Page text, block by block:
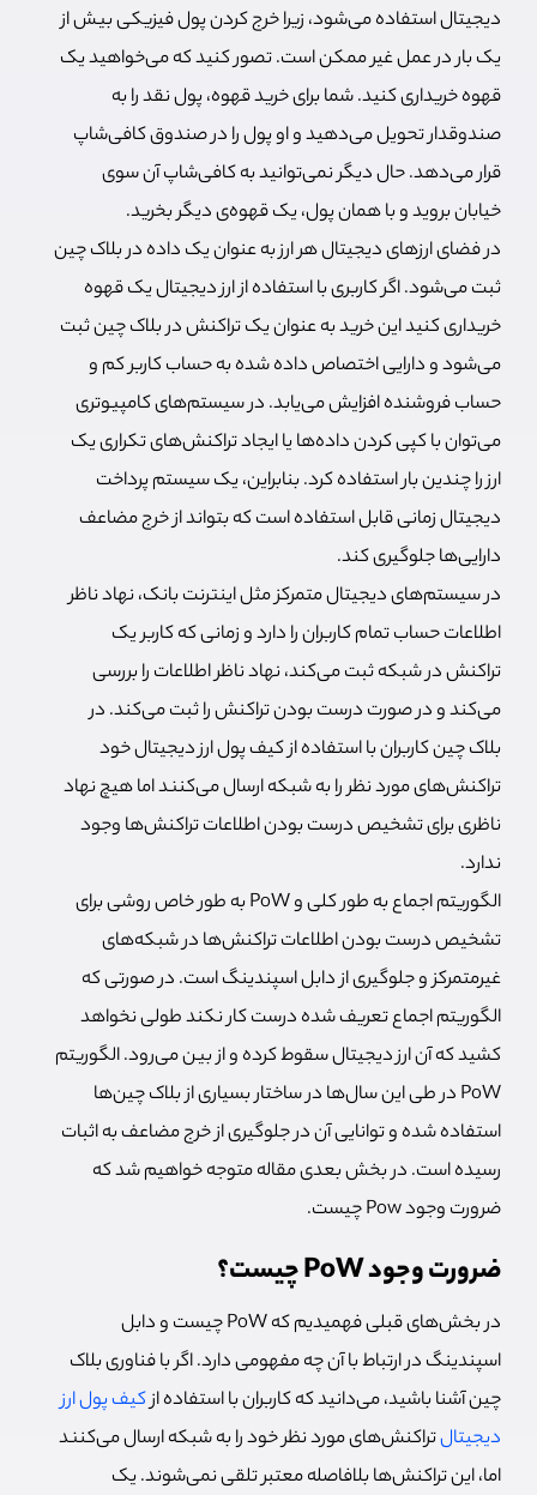
دیجیتال استفاده می‌شود، زیرا خرج کردن پول فیزیکی بیش از
یک بار در عمل غیر ممکن است. تصور کنید که می‌خواهید یک
قهوه خریداری کنید. شما برای خرید قهوه، پول نقد را به
صندوقدار تحویل می‌دهید و او پول را در صندوق کافی‌شاپ
قرار می‌دهد. حال دیگر نمی‌توانید به کافی‌شاپ آن سوی
خیابان بروید و با همان پول، یک قهوه‎‌ی دیگر بخرید.
در فضای ارزهای دیجیتال هر ارز به عنوان یک داده در بلاک چین
ثبت می‌شود. اگر کاربری با استفاده از ارز دیجیتال یک قهوه
خریداری کنید این خرید به عنوان یک تراکنش در بلاک چین ثبت
می‌شود و دارایی اختصاص داده شده به حساب کاربر کم و
حساب فروشنده افزایش می‌یابد. در سیستم‌های کامپیوتری
می‌توان با کپی کردن داده‌ها یا ایجاد تراکنش‌های تکراری یک
ارز را چندین بار استفاده کرد. بنابراین، یک سیستم پرداخت
دیجیتال زمانی قابل استفاده است که بتواند از خرج مضاعف
دارایی‌ها جلوگیری کند.
در سیستم‌های دیجیتال متمرکز مثل اینترنت بانک، نهاد ناظر
اطلاعات حساب تمام کاربران را دارد و زمانی که کاربر یک
تراکنش در شبکه ثبت می‌کند، نهاد ناظر اطلاعات را بررسی
می‌کند و در صورت درست بودن تراکنش را ثبت می‌کند. در
بلاک چین کاربران با استفاده از کیف پول ارز دیجیتال خود
تراکنش‌های مورد نظر را به شبکه ارسال می‌کنند اما هیچ نهاد
ناظری برای تشخیص درست بودن اطلاعات تراکنش‌ها وجود
ندارد.
الگوریتم اجماع به طور کلی و PoW به طور خاص روشی برای
تشخیص درست بودن اطلاعات تراکنش‌ها در شبکه‌های
غیرمتمرکز و جلوگیری از دابل اسپندینگ است. در صورتی که
الگوریتم اجماع تعریف شده درست کار نکند طولی نخواهد
کشید که آن ارز دیجیتال سقوط کرده و از بین می‌رود. الگوریتم
PoW در طی این سال‌ها در ساختار بسیاری از بلاک چین‌ها
استفاده شده و توانایی آن در جلوگیری از خرج مضاعف به اثبات
رسیده است. در بخش بعدی مقاله متوجه خواهیم شد که
ضرورت وجود Pow چیست.
ضرورت وجود PoW چیست؟
در بخش‌های قبلی فهمیدیم که PoW چیست و دابل
اسپندینگ در ارتباط با آن چه مفهومی دارد. اگر با فناوری بلاک
چین آشنا باشید، می‌دانید که کاربران با استفاده ازکیف پول ارز
دیجیتالتراکنش‌های مورد نظر خود را به شبکه ارسال می‌کنند
اما، این تراکنش‌ها بلافاصله معتبر تلقی نمی‌شوند. یک